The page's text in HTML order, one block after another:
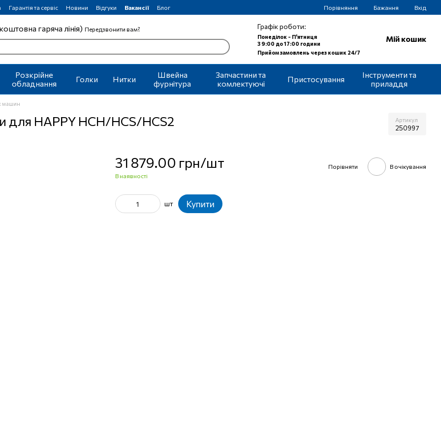
Гарантія та сервіс Новини Відгуки Вакансії Блог Порівняння Бажання Вхід
гаряча лінія) Передзвонити вам? Графік роботи:
Понеділок - П'ятниця
З 9:00 до 17:00 години
Прийом замовлень через кошик 24/7
Мій кошик
Розкрійне
обладнання
Голки Нитки
Швейна
фурнітура
Запчастини та
комлектуючі
Пристосування
Інструменти та
приладдя
машин
для HAPPY HCH/HCS/HCS2 Артикул
250997
31 879.00 грн/шт
В наявності
Порівняти В очікування
шт Купити